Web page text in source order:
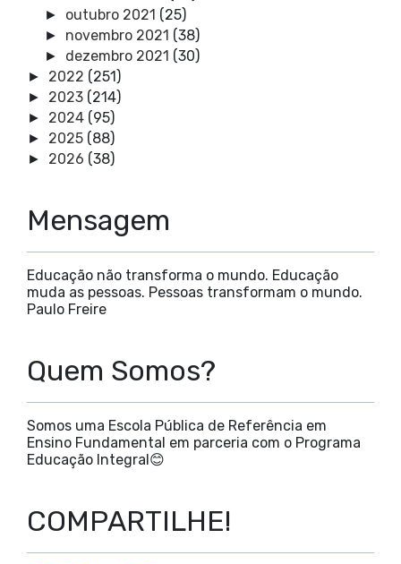
► outubro 2021 (25)
► novembro 2021 (38)
► dezembro 2021 (30)
► 2022 (251)
► 2023 (214)
► 2024 (95)
► 2025 (88)
► 2026 (38)
Mensagem
Educação não transforma o mundo. Educação
muda as pessoas. Pessoas transformam o mundo.
Paulo Freire
Quem Somos?
Somos uma Escola Pública de Referência em
Ensino Fundamental em parceria com o Programa
Educação Integral😊
COMPARTILHE!